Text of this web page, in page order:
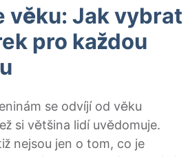
věku: Jak vybrat
pro každou
se odvíjí od věku
si většina lidí uvědomuje.
nejsou jen o tom, co je